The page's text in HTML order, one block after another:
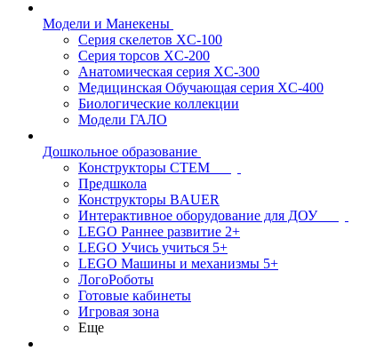
Модели и Манекены
Серия скелетов XC-100
Серия торсов XC-200
Анатомическая серия XC-300
Медицинская Обучающая серия XC-400
Биологические коллекции
Модели ГАЛО
Дошкольное образование
Конструкторы СТЕМ
Предшкола
Конструкторы BAUER
Интерактивное оборудование для ДОУ
LEGO Раннее развитие 2+
LEGO Учись учиться 5+
LEGO Машины и механизмы 5+
ЛогоРоботы
Готовые кабинеты
Игровая зона
Еще